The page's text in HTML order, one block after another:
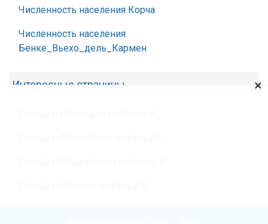
Численность населения Корча
Численность населения
Бенке_Вьехо_дель_Кармен
Интересные страницы ×